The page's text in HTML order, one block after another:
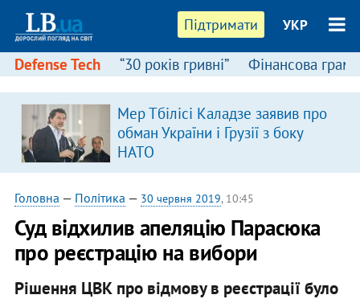
Підтримати УКР
Defense Tech “30 років гривні” Фінансова
Мер Тбілісі Каладзе заявив про
обман України і Грузії з боку
НАТО
Головна — Політика — 30 червня 2019, 10:45
Суд відхилив апеляцію Парасюка
про реєстрацію на вибори
Рішення ЦВК про відмову в реєстрації було